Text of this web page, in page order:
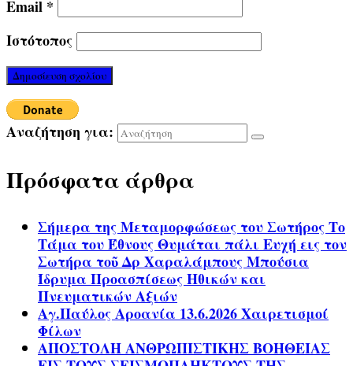
Email *
Ιστότοπος
Αναζήτηση για:
Πρόσφατα άρθρα
Σήμερα της Μεταμορφώσεως του Σωτήρος Το
Τάμα του Έθνους Θυμάται πάλι Ευχή εις τον
Σωτήρα τοῦ Δρ Χαραλάμπους Μπούσια
Ίδρυμα Προασπίσεως Ηθικών και
Πνευματικών Αξιών
Αγ.Παύλος Αροανία 13.6.2026 Χαιρετισμοί
Φίλων
ΑΠΟΣΤΟΛΗ ΑΝΘΡΩΠΙΣΤΙΚΗΣ ΒΟΗΘΕΙΑΣ